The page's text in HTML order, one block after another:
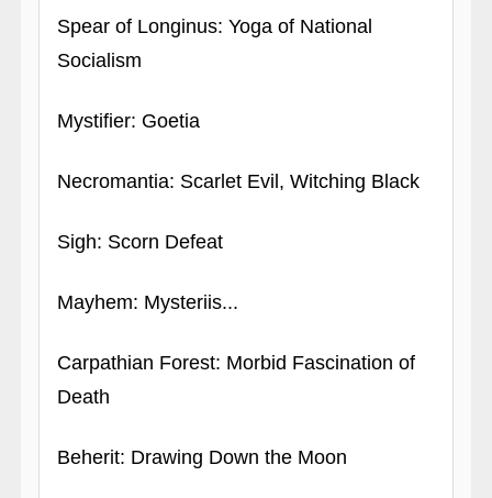
Spear of Longinus: Yoga of National
Socialism
Mystifier: Goetia
Necromantia: Scarlet Evil, Witching Black
Sigh: Scorn Defeat
Mayhem: Mysteriis...
Carpathian Forest: Morbid Fascination of
Death
Beherit: Drawing Down the Moon